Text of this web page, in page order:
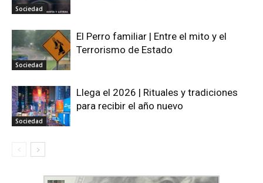
Sociedad
Sociedad
El Perro familiar | Entre el mito y el
Terrorismo de Estado
Sociedad
Llega el 2026 | Rituales y tradiciones
para recibir el año nuevo